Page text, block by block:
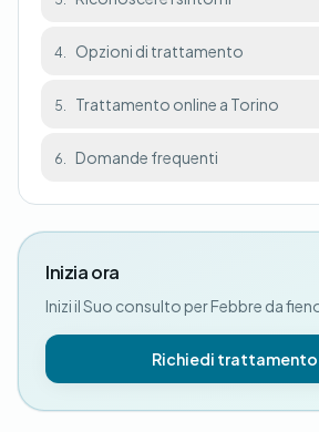
4. Opzioni di trattamento
5. Trattamento online a Torino
6. Domande frequenti
Inizia ora
Inizi il Suo consulto per Febbre da
Richiedi trattamento